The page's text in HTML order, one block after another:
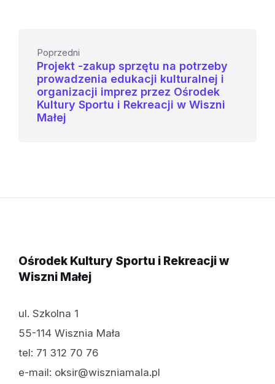
Poprzedni
Projekt -zakup sprzętu na potrzeby
prowadzenia edukacji kulturalnej i
organizacji imprez przez Ośrodek
Kultury Sportu i Rekreacji w Wiszni
Małej
Ośrodek Kultury Sportu i Rekreacji w
Wiszni Małej
ul. Szkolna 1
55-114 Wisznia Mała
tel: 71 312 70 76
e-mail: oksir@wiszniamala.pl